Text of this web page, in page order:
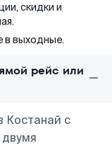
скидки и
в выходные.
рейс или
Костанай с